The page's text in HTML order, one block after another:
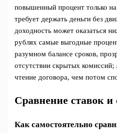
повышенный процент только
требует держать деньги без
доходность может оказаться
рублях самые выгодные
разумном балансе сроков,
отсутствии скрытых
чтение договора, чем потом
Сравнение ставок
Как самостоятельно